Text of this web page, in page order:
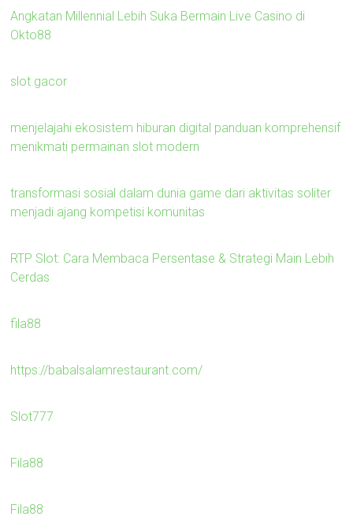
Angkatan Millennial Lebih Suka Bermain Live Casino di
Okto88
slot gacor
menjelajahi ekosistem hiburan digital panduan komprehensif
menikmati permainan slot modern
transformasi sosial dalam dunia game dari aktivitas soliter
menjadi ajang kompetisi komunitas
RTP Slot: Cara Membaca Persentase & Strategi Main Lebih
Cerdas
fila88
https://babalsalamrestaurant.com/
Slot777
Fila88
Fila88